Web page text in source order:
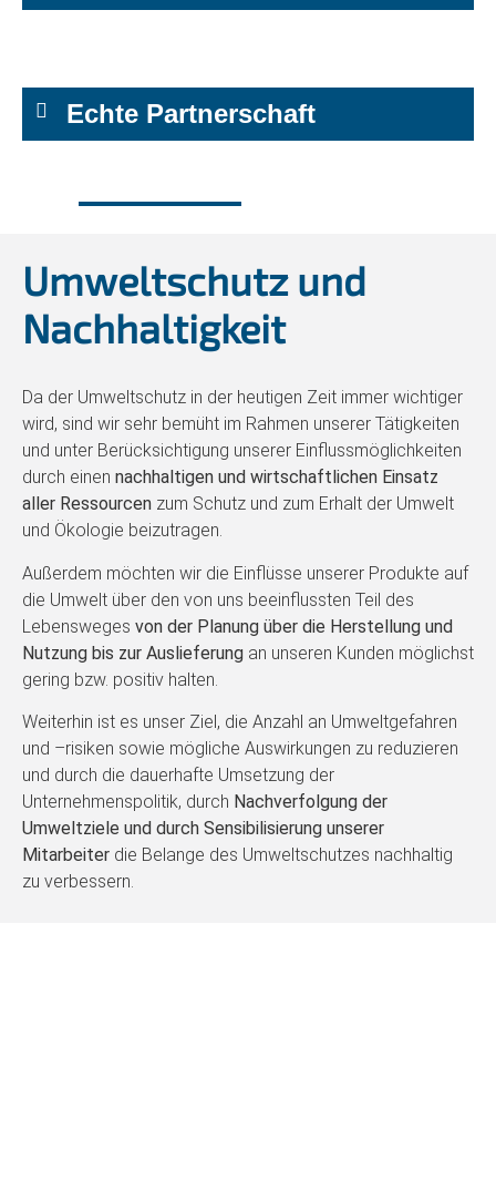
Echte Partnerschaft
Umweltschutz und
Nachhaltigkeit
Da der Umweltschutz in der heutigen Zeit immer wichtiger
wird, sind wir sehr bemüht im Rahmen unserer Tätigkeiten
und unter Berücksichtigung unserer Einflussmöglichkeiten
durch einen nachhaltigen und wirtschaftlichen Einsatz
aller Ressourcen zum Schutz und zum Erhalt der Umwelt
und Ökologie beizutragen.
Außerdem möchten wir die Einflüsse unserer Produkte auf
die Umwelt über den von uns beeinflussten Teil des
Lebensweges von der Planung über die Herstellung und
Nutzung bis zur Auslieferung an unseren Kunden möglichst
gering bzw. positiv halten.
Weiterhin ist es unser Ziel, die Anzahl an Umweltgefahren
und –risiken sowie mögliche Auswirkungen zu reduzieren
und durch die dauerhafte Umsetzung der
Unternehmenspolitik, durch Nachverfolgung der
Umweltziele und durch Sensibilisierung unserer
Mitarbeiter die Belange des Umweltschutzes nachhaltig
zu verbessern.